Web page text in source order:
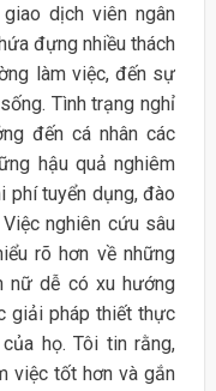
dịch viên ngân
đựng nhiều thách
làm việc, đến sự
Tình trạng nghỉ
đến cá nhân các
hậu quả nghiêm
phí tuyển dụng, đào
nghiên cứu sâu
rõ hơn về những
nữ dễ có xu hướng
giải pháp thiết thực
họ. Tôi tin rằng,
việc tốt hơn và gắn